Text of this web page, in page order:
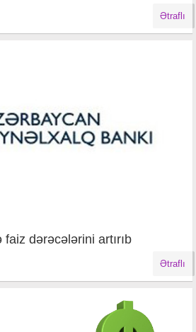
Ətraflı
dərəcələrini artırıb
Ətraflı